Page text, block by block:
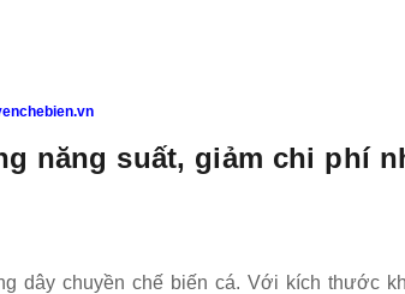
năng suất, giảm chi phí
dây chuyền chế biến cá. Với kích thước